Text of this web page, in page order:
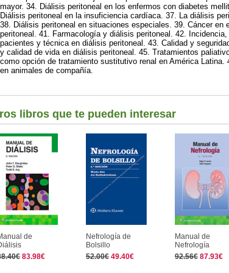
mayor. 34. Diálisis peritoneal en los enfermos con diabetes
Diálisis peritoneal en la insuficiencia cardíaca. 37. La diálisis
38. Diálisis peritoneal en situaciones especiales. 39. Cáncer
peritoneal. 41. Farmacología y diálisis peritoneal. 42.
pacientes y técnica en diálisis peritoneal. 43. Calidad y
y calidad de vida en diálisis peritoneal. 45. Tratamientos
como opción de tratamiento sustitutivo renal en América
en animales de compañía.
libros que te pueden interesar
de
83.98€
Nefrología de
Bolsillo
52.00€ 49.40€
Manual de
Nefrología
92.56€ 87.93€